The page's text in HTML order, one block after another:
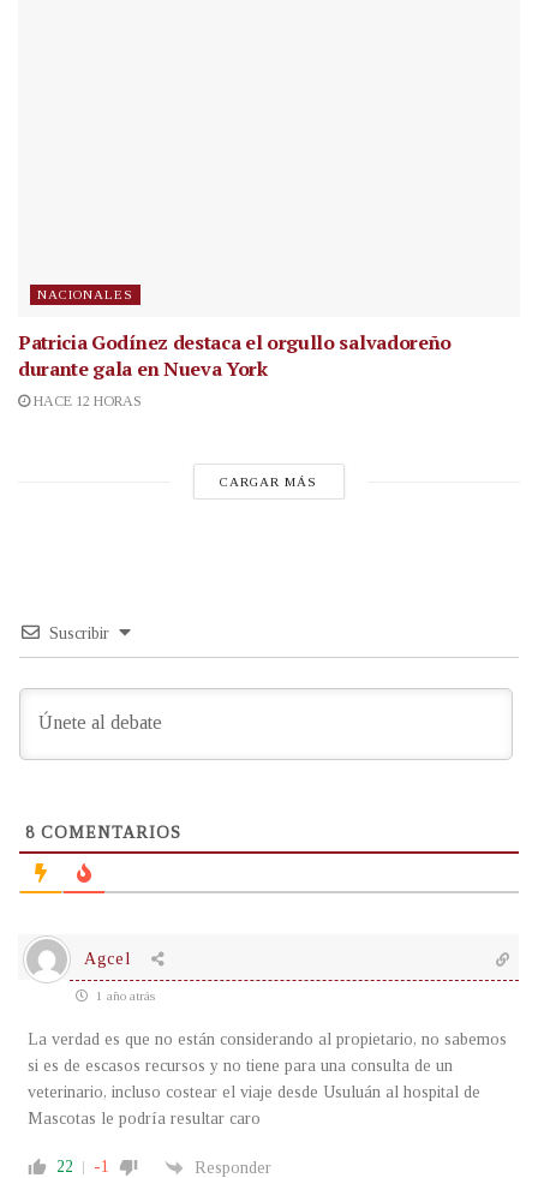
NACIONALES
Patricia Godínez destaca el orgullo salvadoreño
durante gala en Nueva York
HACE 12 HORAS
CARGAR MÁS
Suscribir
8 COMENTARIOS
Agcel
1 año atrás
La verdad es que no están considerando al propietario, no sabemos
si es de escasos recursos y no tiene para una consulta de un
veterinario, incluso costear el viaje desde Usuluán al hospital de
Mascotas le podría resultar caro
22 -1 Responder